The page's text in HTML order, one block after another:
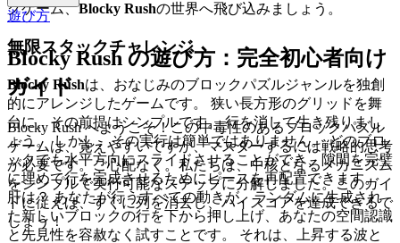
クゲーム、Blocky Rushの世界へ飛び込みましょう。
無限スタックチャレンジ
Blocky Rushは、おなじみのブロックパズルジャンルを独創
的にアレンジしたゲームです。 狭い長方形のグリッドを舞
台に、その前提はシンプルです。 行を消して生き残りまし
ょう。 しかし、その実行は簡単ではありません。 どのブロ
ックでも水平方向にスライドさせることができ、隙間を完璧
に埋めて行を完成させるためにピースを再配置できます。
肝は？ あなたが行うすべての動きが、ランダムに生成され
た新しいブロックの行を下から押し上げ、あなたの空間認識
と先見性を容赦なく試すことです。 それは、上昇する波と
遊び方
Blocky Rush の遊び方：完全初心者向け
ガイド
Blocky Rush へようこそ！この中毒性のあるブロックパズル
ゲームは、覚えやすいですが、マスターするには戦略的思考
が必要です。ご心配なく。私たちは、中核となるメカニズム
をシンプルで実行可能なステップに分解しました。このガイ
ドに従えば、すぐに列を消去し、ハイスコアを達成できるで
しょう！